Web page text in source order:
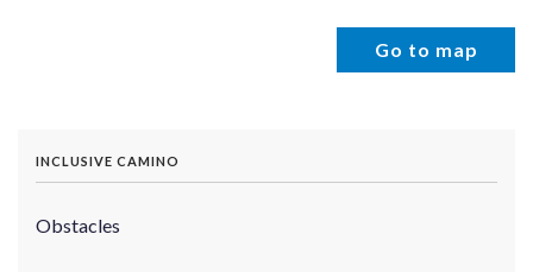
Go to map
INCLUSIVE CAMINO
Obstacles